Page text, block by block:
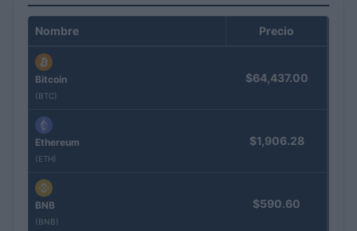
Nombre Precio
Bitcoin
(BTC)
$64,437.00
Ethereum
(ETH)
$1,906.28
BNB
(BNB)
$590.60